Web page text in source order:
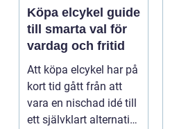
Köpa elcykel guide
till smarta val för
vardag och fritid
Att köpa elcykel har på
kort tid gått från att
vara en nischad idé till
ett självklart alternativ